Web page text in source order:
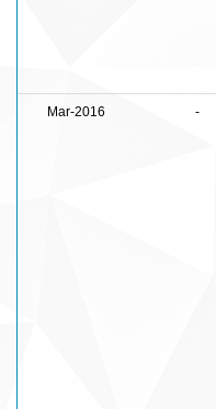
Mar-2016 -